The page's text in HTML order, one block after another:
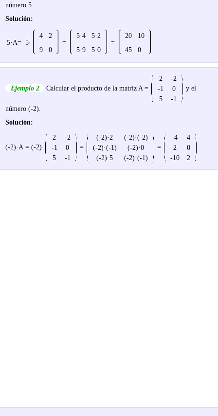
número 5.
Solución:
5·A= 5·
4
2
=
5·4
5·2
=
20
10
9
0 5·9 5·0 45 0
Ejemplo 2 Calcular el producto de la matrizA =
2
-2
-1
0
5
-1
y el
número (-2).
Solución:
(-2)·A = (-2)·
2
-2
-1
0
5
-1
=
(-2)·2
(-2)·(-2)
(-2)·(-1)
(-2)·0
(-2)·5
(-2)·(-1)
=
-4
4
2
0
-10
2